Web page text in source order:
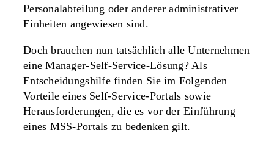
Personalabteilung oder anderer administrativer
Einheiten angewiesen sind.
Doch brauchen nun tatsächlich alle Unternehmen
eine Manager-Self-Service-Lösung? Als
Entscheidungshilfe finden Sie im Folgenden
Vorteile eines Self-Service-Portals sowie
Herausforderungen, die es vor der Einführung
eines MSS-Portals zu bedenken gilt.